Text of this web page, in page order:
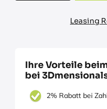
Leasing
Ihre Vorteile
bei
2% Rabatt bei